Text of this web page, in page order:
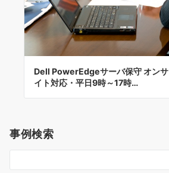
Dell PowerEdgeサーバ保守 オンサ
イト対応・平日9時～17時…
事例検索